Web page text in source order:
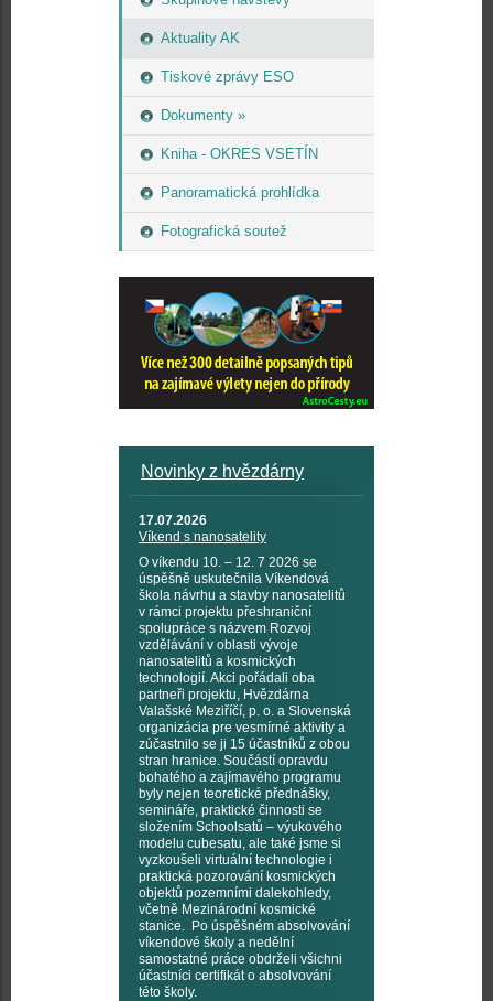
Aktuality AK
Tiskové zprávy ESO
Dokumenty »
Kniha - OKRES VSETÍN
Panoramatická prohlídka
Fotografická soutež
Novinky z hvězdárny
17.07.2026
Víkend s nanosatelity
O víkendu 10. – 12. 7 2026 se
úspěšně uskutečnila Víkendová
škola návrhu a stavby nanosatelitů
v rámci projektu přeshraniční
spolupráce s názvem Rozvoj
vzdělávání v oblasti vývoje
nanosatelitů a kosmických
technologií. Akci pořádali oba
partneři projektu, Hvězdárna
Valašské Meziříčí, p. o. a Slovenská
organizácia pre vesmírné aktivity a
zúčastnilo se ji 15 účastníků z obou
stran hranice. Součástí opravdu
bohatého a zajímavého programu
byly nejen teoretické přednášky,
semináře, praktické činnosti se
složením Schoolsatů – výukového
modelu cubesatu, ale také jsme si
vyzkoušeli virtuální technologie i
praktická pozorování kosmických
objektů pozemními dalekohledy,
včetně Mezinárodní kosmické
stanice. Po úspěšném absolvování
víkendové školy a nedělní
samostatné práce obdrželi všichni
účastníci certifikát o absolvování
této školy.